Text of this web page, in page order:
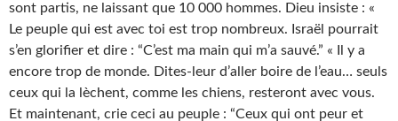
sont partis, ne laissant que 10 000 hommes. Dieu insiste : «
Le peuple qui est avec toi est trop nombreux. Israël pourrait
s’en glorifier et dire : “C’est ma main qui m’a sauvé.” « Il y a
encore trop de monde. Dites-leur d’aller boire de l’eau… seuls
ceux qui la lèchent, comme les chiens, resteront avec vous.
Et maintenant, crie ceci au peuple : “Ceux qui ont peur et